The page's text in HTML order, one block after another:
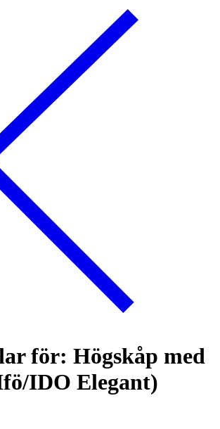
för: Högskåp med
IDO Elegant)